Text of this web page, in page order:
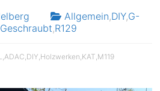
Allgemein,DIY,G-
Geschraubt,R129
,ADAC,DIY,Holzwerken,KAT,M119